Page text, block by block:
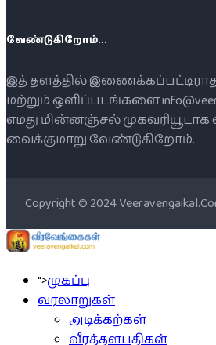
வேண்டுகிறோம்...
இத் தளத்தில்
மற்றும் ஒளிப்படங்களை
எமது மின்னஞ்சல் முகவரியூடாக
வைக்குமாறு வேண்டுகிறோம்.
Copyright © 2024
">முகப்பு
வரலாறுகள்
அடிக்கற்கள்
வீரத்தளபதிகள்